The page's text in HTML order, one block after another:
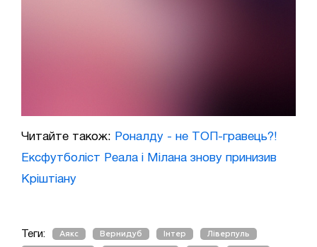
Читайте також: Роналду - не ТОП-гравець?!
Ексфутболіст Реала і Мілана знову принизив
Кріштіану
Теги: Аякс Вернидуб Інтер Ліверпуль